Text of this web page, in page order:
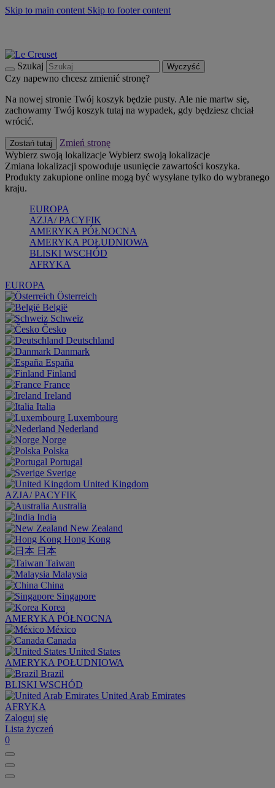
Skip to main content Skip to footer content
Szukaj Wyczyść
Czy napewno chcesz zmienić stronę?
Na nowej stronie Twój koszyk będzie pusty. Ale nie martw się,
zachowamy Twój koszyk tutaj na wypadek, gdy będziesz chciał
wrócić.
Zostań tutaj
Zmień stronę
Wybierz swoją lokalizacje Wybierz swoją lokalizacje
Zmiana lokalizacji spowoduje usunięcie zawartości koszyka.
Produkty zakupione online mogą być wysyłane tylko do wybranego
kraju.
EUROPA
AZJA/ PACYFIK
AMERYKA PÓŁNOCNA
AMERYKA POŁUDNIOWA
BLISKI WSCHÓD
AFRYKA
EUROPA
Österreich
België
Schweiz
Česko
Deutschland
Danmark
España
Finland
France
Ireland
Italia
Luxembourg
Nederland
Norge
Polska
Portugal
Sverige
United Kingdom
AZJA/ PACYFIK
Australia
India
New Zealand
Hong Kong
日本
Taiwan
Malaysia
China
Singapore
Korea
AMERYKA PÓŁNOCNA
México
Canada
United States
AMERYKA POŁUDNIOWA
Brazil
BLISKI WSCHÓD
United Arab Emirates
AFRYKA
Zaloguj się
Lista życzeń
0